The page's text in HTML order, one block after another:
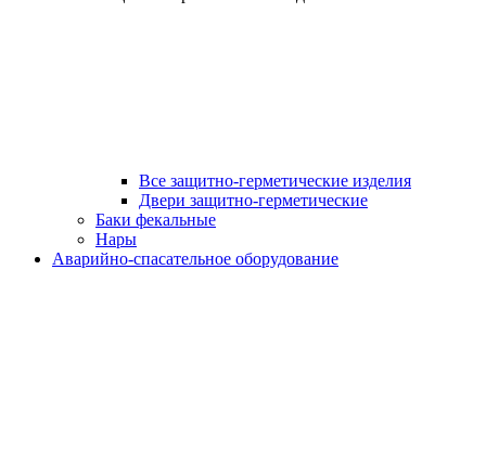
Все защитно-герметические изделия
Двери защитно-герметические
Баки фекальные
Нары
Аварийно-спасательное оборудование